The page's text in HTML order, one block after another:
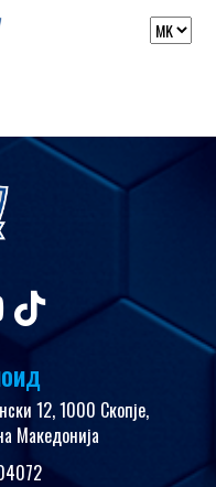
12, 1000 Скопје,
Македонија